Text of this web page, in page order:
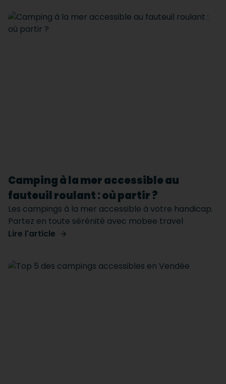
Camping à la mer accessible au
fauteuil roulant : où partir ?
Les campings à la mer accessible à votre handicap.
Partez en toute sérénité avec mobee travel
Lire l'article